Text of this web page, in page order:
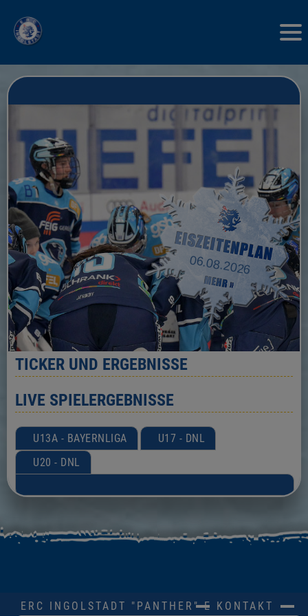
06.08.2026
TICKER UND ERGEBNISSE
LIVE SPIELERGEBNISSE
U13A - BAYERNLIGA
U17 - DNL
U20 - DNL
ERC INGOLSTADT "PANTHER" E.V.KONTAKT